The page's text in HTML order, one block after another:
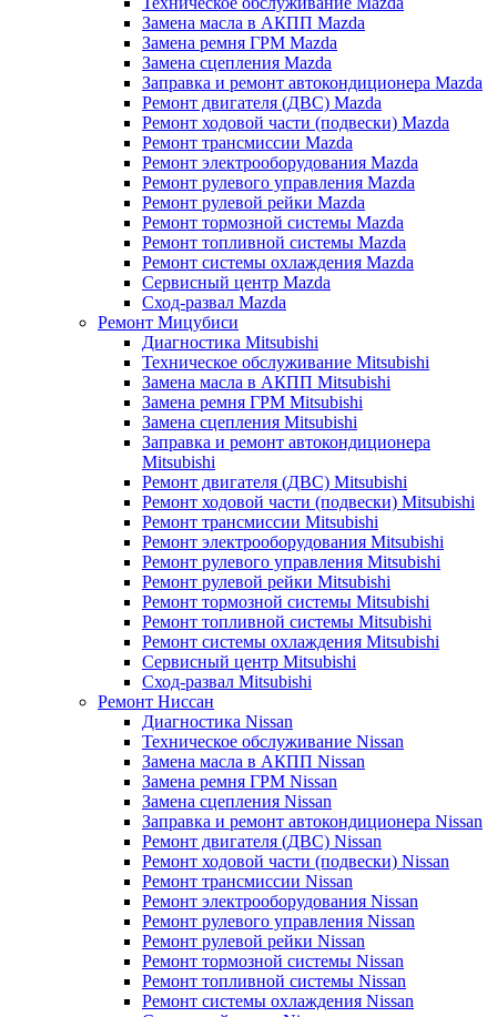
Замена масла в АКПП Mazda
Замена ремня ГРМ Mazda
Замена сцепления Mazda
Заправка и ремонт автокондиционера Mazda
Ремонт двигателя (ДВС) Mazda
Ремонт ходовой части (подвески) Mazda
Ремонт трансмиссии Mazda
Ремонт электрооборудования Mazda
Ремонт рулевого управления Mazda
Ремонт рулевой рейки Mazda
Ремонт тормозной системы Mazda
Ремонт топливной системы Mazda
Ремонт системы охлаждения Mazda
Сервисный центр Mazda
Сход-развал Mazda
Ремонт Мицубиси
Диагностика Mitsubishi
Техническое обслуживание Mitsubishi
Замена масла в АКПП Mitsubishi
Замена ремня ГРМ Mitsubishi
Замена сцепления Mitsubishi
Заправка и ремонт автокондиционера
Mitsubishi
Ремонт двигателя (ДВС) Mitsubishi
Ремонт ходовой части (подвески) Mitsubishi
Ремонт трансмиссии Mitsubishi
Ремонт электрооборудования Mitsubishi
Ремонт рулевого управления Mitsubishi
Ремонт рулевой рейки Mitsubishi
Ремонт тормозной системы Mitsubishi
Ремонт топливной системы Mitsubishi
Ремонт системы охлаждения Mitsubishi
Сервисный центр Mitsubishi
Сход-развал Mitsubishi
Ремонт Ниссан
Диагностика Nissan
Техническое обслуживание Nissan
Замена масла в АКПП Nissan
Замена ремня ГРМ Nissan
Замена сцепления Nissan
Заправка и ремонт автокондиционера Nissan
Ремонт двигателя (ДВС) Nissan
Ремонт ходовой части (подвески) Nissan
Ремонт трансмиссии Nissan
Ремонт электрооборудования Nissan
Ремонт рулевого управления Nissan
Ремонт рулевой рейки Nissan
Ремонт тормозной системы Nissan
Ремонт топливной системы Nissan
Ремонт системы охлаждения Nissan